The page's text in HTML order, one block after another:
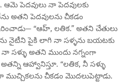
ఆమె పెదవులు నా పెదవులకు
అతని పెదవులను చీకడం
“ఆహ్, లతిక.” అతని చేతులు
నైటీని పైకి లాగి నా సళ్ళను బయటకు
సళ్ళు అతని ముందు నగ్నంగా
ఆహ్వానిస్తూ. “లతిక, నీ సళ్ళు
ముచ్చికలను చీకడం మొదలుపెట్టాడు.